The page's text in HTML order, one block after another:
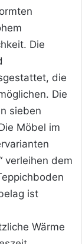
Die
die
Die
sieben
Möbel im
verleihen dem
ist
Wärme